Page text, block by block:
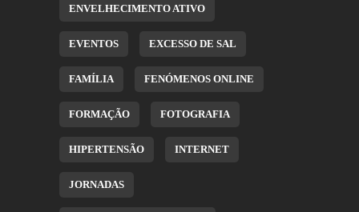
ENVELHECIMENTO ATIVO
EVENTOS EXCESSO DE SAL
FAMÍLIA FENÓMENOS ONLINE
FORMAÇÃO FOTOGRAFIA
HIPERTENSÃO INTERNET
JORNADAS